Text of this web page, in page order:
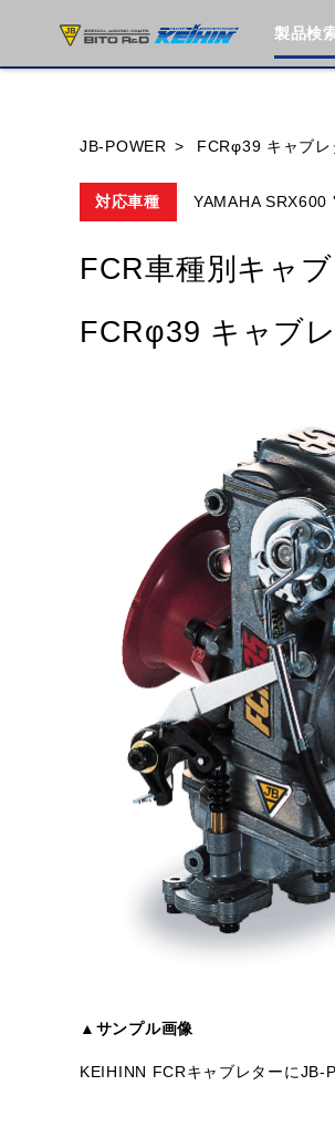
製品検
JB-POWER FCRφ39 キャブレ
対応車種 YAMAHA SRX600
FCR車種別キャ
FCRφ39 キャブ
▲サンプル画像
KEIHINN FCRキャブレターにJB-